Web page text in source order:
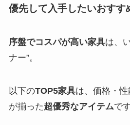
優先して入手したいおすす
序盤でコスパが高い家具は、
ナー”。
以下のTOP5家具は、価格・
が揃った超優秀なアイテムです